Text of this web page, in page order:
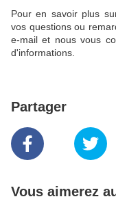
Pour en savoir plus
vos questions ou
e-mail et nous vous
d'informations.
Partager
Vous aimerez